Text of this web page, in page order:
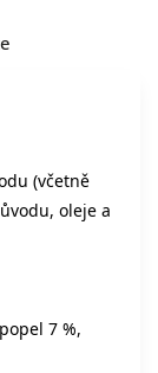
(včetně
oleje a
7 %,